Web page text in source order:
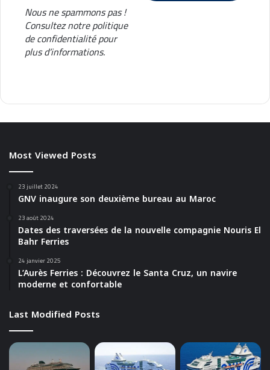
Nous ne spammons pas !
Consultez notrepolitique
de confidentialitépour
plus d’informations.
Most Viewed Posts
23 juillet 2024
GNV inaugure son deuxième bureau au Maroc
23 août 2024
Dates des traversées de la nouvelle compagnie Nouris El
Bahr Ferries
24 janvier 2025
L’Aurès Ferries : Découvrez le Santa Cruz, un navire
moderne et confortable
Last Modified Posts